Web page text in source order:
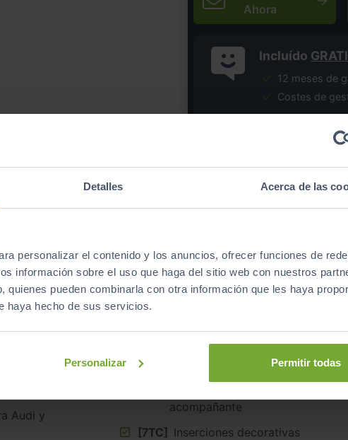
Detalles Acerca de las
personalizar el contenido y los anuncios, ofrecer funciones de
información sobre el uso que haga del sitio web con nuestros
quienes pueden combinarla con otra información que les haya
haya hecho de sus servicios.
Personalizar Permitir todas
Ahora
Incluído
12 meses de
Costes de
* Precio válido salvo error
Imprimir ficha
de este vehículo
Audi y
[6XI]
Retrovisor exterior, ajuste
antideslumbrante, ajustables/
acompañante
[7TC] Inserciones decorativas